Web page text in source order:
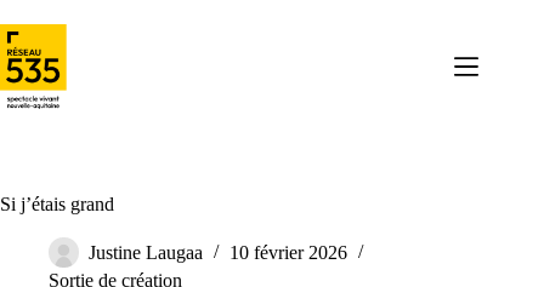
Si j’étais grand
Justine Laugaa
10 février 2026
Sortie de création